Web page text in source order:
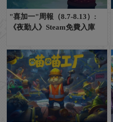
"喜加一"周報（8.7-8.13）:
《夜勤人》Steam免費入庫